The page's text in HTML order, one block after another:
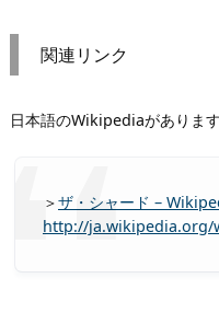
関連リンク
日本語のWikipediaがあります
＞ザ・シャード –
http://ja.wikipedia.org/